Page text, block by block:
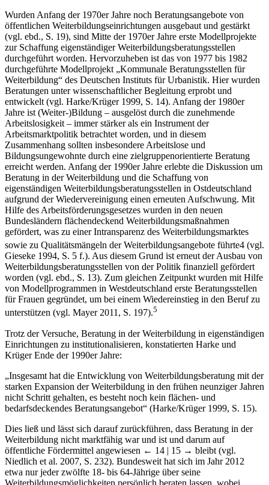
Wurden Anfang der 1970er Jahre noch Beratungsangebote von
öffentlichen Weiterbildungseinrichtungen ausgebaut und gestärkt
(vgl. ebd., S. 19), sind Mitte der 1970er Jahre erste Modellprojekte
zur Schaffung eigenständiger Weiterbildungsberatungsstellen
durchgeführt worden. Hervorzuheben ist das von 1977 bis 1982
durchgeführte Modellprojekt „Kommunale Beratungsstellen für
Weiterbildung“ des Deutschen Instituts für Urbanistik. Hier wurden
Beratungen unter wissenschaftlicher Begleitung erprobt und
entwickelt (vgl. Harke/Krüger 1999, S. 14). Anfang der 1980er
Jahre ist (Weiter-)Bildung – ausgelöst durch die zunehmende
Arbeitslosigkeit – immer stärker als ein Instrument der
Arbeitsmarktpolitik betrachtet worden, und in diesem
Zusammenhang sollten insbesondere Arbeitslose und
Bildungsungewohnte durch eine zielgruppenorientierte Beratung
erreicht werden. Anfang der 1990er Jahre erlebte die Diskussion um
Beratung in der Weiterbildung und die Schaffung von
eigenständigen Weiterbildungsberatungsstellen in Ostdeutschland
aufgrund der Wiedervereinigung einen erneuten Aufschwung. Mit
Hilfe des Arbeitsförderungsgesetzes wurden in den neuen
Bundesländern flächendeckend Weiterbildungsmaßnahmen
gefördert, was zu einer Intransparenz des Weiterbildungsmarktes
sowie zu Qualitätsmängeln der Weiterbildungsangebote führte4 (vgl.
Gieseke 1994, S. 5 f.). Aus diesem Grund ist erneut der Ausbau von
Weiterbildungsberatungsstellen von der Politik finanziell gefördert
worden (vgl. ebd., S. 13). Zum gleichen Zeitpunkt wurden mit Hilfe
von Modellprogrammen in Westdeutschland erste Beratungsstellen
für Frauen gegründet, um bei einem Wiedereinstieg in den Beruf zu
unterstützen (vgl. Mayer 2011, S. 197).5
Trotz der Versuche, Beratung in der Weiterbildung in eigenständigen
Einrichtungen zu institutionalisieren, konstatierten Harke und
Krüger Ende der 1990er Jahre:
„Insgesamt hat die Entwicklung von Weiterbildungsberatung mit der
starken Expansion der Weiterbildung in den frühen neunziger Jahren
nicht Schritt gehalten, es besteht noch kein flächen- und
bedarfsdeckendes Beratungsangebot“ (Harke/Krüger 1999, S. 15).
Dies ließ und lässt sich darauf zurückführen, dass Beratung in der
Weiterbildung nicht marktfähig war und ist und darum auf
öffentliche Fördermittel angewiesen ← 14 | 15 → bleibt (vgl.
Niedlich et al. 2007, S. 232). Bundesweit hat sich im Jahr 2012
etwa nur jeder zwölfte 18- bis 64-Jährige über seine
Weiterbildungsmöglichkeiten persönlich beraten lassen, wobei